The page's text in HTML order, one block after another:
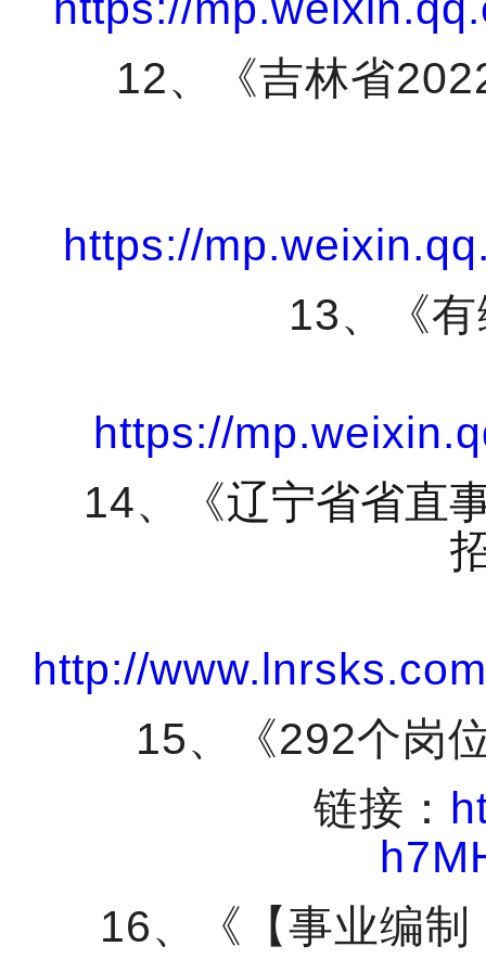
12、《吉林省
https://
13、《
https://
14、《辽宁省省直
http://
15、《292个岗
链接：
16、《【事业编制